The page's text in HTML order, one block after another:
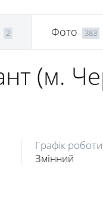
2 Фото 383
(м.
Графік роботи
Змінний